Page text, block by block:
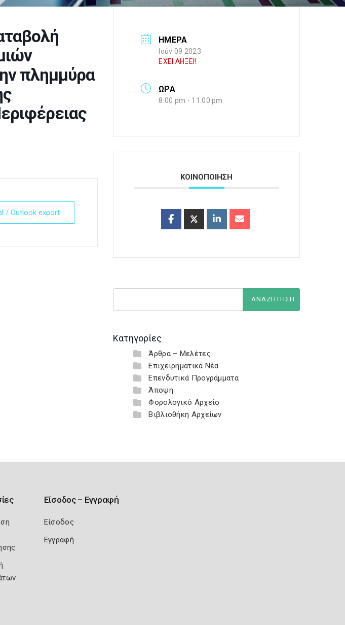
πλημμύρα
/ Outlook export
ΗΜΕΡΑ
Ιούν 09 2023
ΕΧΕΙ ΛΗΞΕΙ!
ΩΡΑ
8:00 pm - 11:00 pm
ΚΟΙΝΟΠΟΙΗΣΗ
Κατηγορίες
Άρθρα – Μελέτες
Επιχειρηματικά Νέα
Επενδυτικά Προγράμματα
Άποψη
Φορολογικό Αρχείο
Βιβλιοθήκη Αρχείων
Είσοδος – Εγγραφή
Είσοδος
Εγγραφή